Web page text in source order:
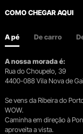
COMO CHEGAR AQUI
A pé De carro
A nossa morada é:
Rua do Choupelo, 39
4400-088 Vila Nova de
Se vens da Ribeira do
WOW.
Caminha em direção à
aproveita a vista.